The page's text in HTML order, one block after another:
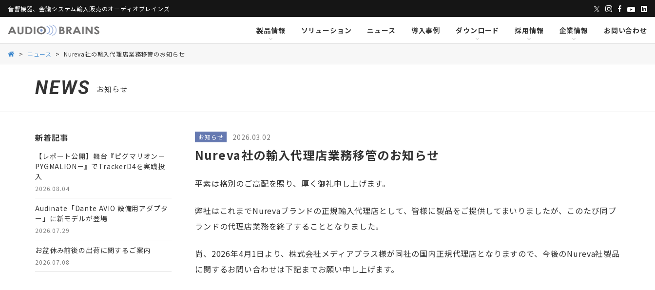
音響機器、会議システム輸入販売のオーディオブレインズ
製品情報
Danacoid
INOGENI K-array KGEAR KSCAPE
Lumens
Luminex
RDL
Taguchi
Televic TiMax Violet Audio Visionary Solutions
ソリューション
ニュース 導入事例
ダウンロード
Danacoid
INOGENI K-array KGEAR KSCAPE
Lumens
Luminex
RDL
Taguchi
Televic TiMax Violet Audio Visionary Solutions
採用情報
企業情報
お問い合わせ
> ニュース > Nureva社の輸入代理店業務移管のお知らせ
NEWS お知らせ
新着記事
【レポート公開】舞台『ピグマリオン－
PYGMALION－』でTrackerD4を実践投
入
2026.08.04
Audinate「Dante AVIO 設備用アダプタ
ー」に新モデルが登場
2026.07.29
お盆休み前後の出荷に関するご案内
2026.07.08
お知らせ 2026.03.02
Nureva社の輸入代理店業務移管のお知らせ
平素は格別のご高配を賜り、厚く御礼申し上げます。
弊社はこれまでNurevaブランドの正規輸入代理店として、皆様に製品をご提供してまいりましたが、このたび同ブ
ランドの代理店業務を終了することとなりました。
尚、2026年4月1日より、株式会社メディアプラス様が同社の国内正規代理店となりますので、今後のNureva社製品
に関するお問い合わせは下記までお願い申し上げます。